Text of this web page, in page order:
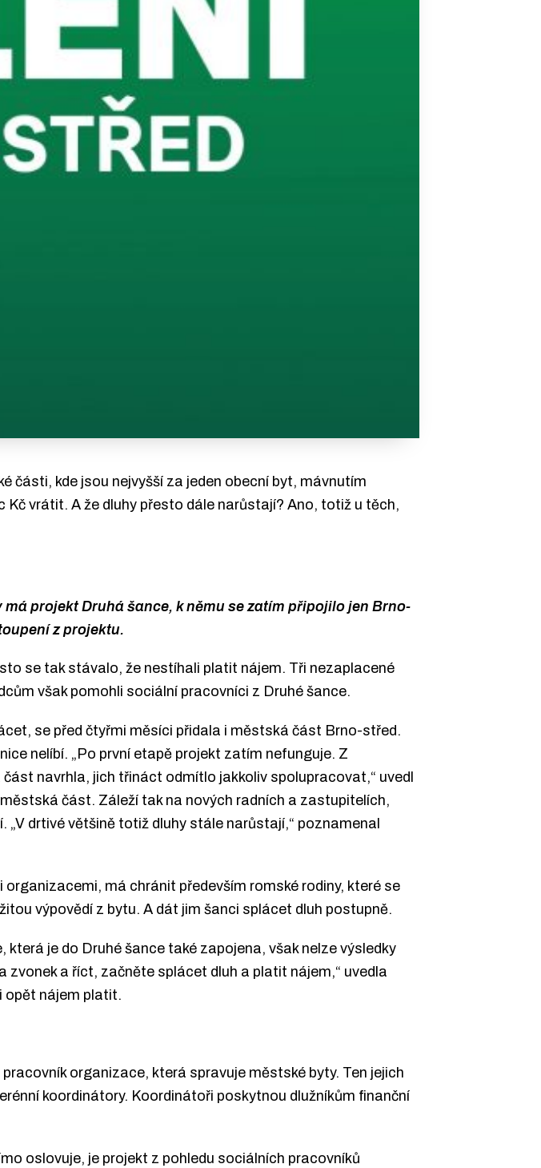
části, kde jsou nejvyšší za jeden obecní byt, mávnutím
vrátit. A že dluhy přesto dále narůstají? Ano, totiž u těch,
projekt Druhá šance, k němu se zatím připojilo jen Brno-
z projektu.
se tak stávalo, že nestíhali platit nájem. Tři nezaplacené
však pomohli sociální pracovníci z Druhé šance.
se před čtyřmi měsíci přidala i městská část Brno-střed.
nelíbí. „Po první etapě projekt zatím nefunguje. Z
navrhla, jich třináct odmítlo jakkoliv spolupracovat,“ uvedl
část. Záleží tak na nových radních a zastupitelích,
drtivé většině totiž dluhy stále narůstají,“ poznamenal
má chránit především romské rodiny, které se
výpovědí z bytu. A dát jim šanci splácet dluh postupně.
je do Druhé šance také zapojena, však nelze výsledky
a říct, začněte splácet dluh a platit nájem,“ uvedla
opět nájem platit.
organizace, která spravuje městské byty. Ten jejich
koordinátory. Koordinátoři poskytnou dlužníkům finanční
oslovuje, je projekt z pohledu sociálních pracovníků